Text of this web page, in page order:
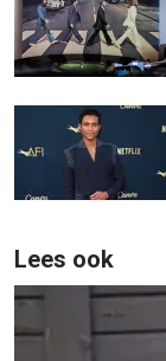
Lees ook